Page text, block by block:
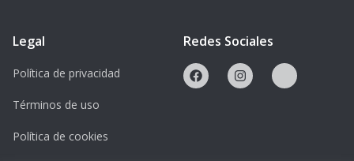
Legal
Política de privacidad
Términos de uso
Política de cookies
Redes Sociales